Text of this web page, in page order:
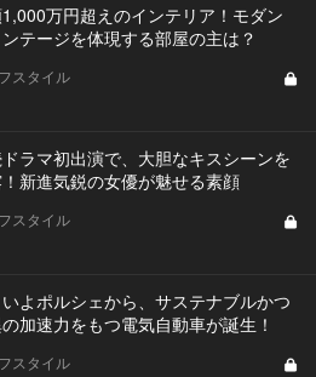
万円超えのインテリア！モダン
テージを体現する部屋の主は？
スタイル
ラマ初出演で、大胆なキスシーンを
新進気鋭の女優が魅せる素顔
スタイル
よポルシェから、サステナブルかつ
加速力をもつ電気自動車が誕生！
スタイル